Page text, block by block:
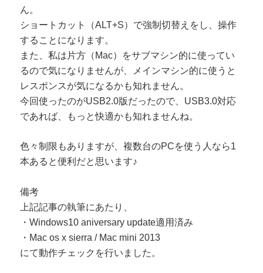
ん。
ショートカット（ALT+S）で強制切替えをし、操作
することになります。
また、私は片方（Mac）をサブマシン的に使ってい
るので気になりませんが、メインマシン的に使うと
レスポンスが気になるかも知れません。
今回使ったのがUSB2.0版だったので、USB3.0対応
であれば、もっと快適かも知れませんね。
色々制限もありますが、複数台のPCを使う人なら1
本あると便利だと思います♪
備考
上記記事の執筆にあたり、
・Windows10 aniversary update適用済み
・Mac os x sierra / Mac mini 2013
にて動作チェックを行いました。